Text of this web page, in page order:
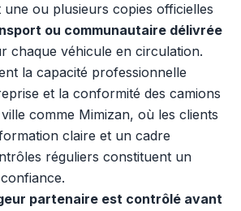
une ou plusieurs copies officielles
ou communautaire délivrée
chaque véhicule en circulation.
la capacité professionnelle
et la conformité des camions
comme Mimizan, où les clients
claire et un cadre
réguliers constituent un
partenaire est contrôlé avant